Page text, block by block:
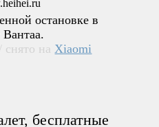
остановке в
Вантаа.
снято наXiaomi
бесплатные